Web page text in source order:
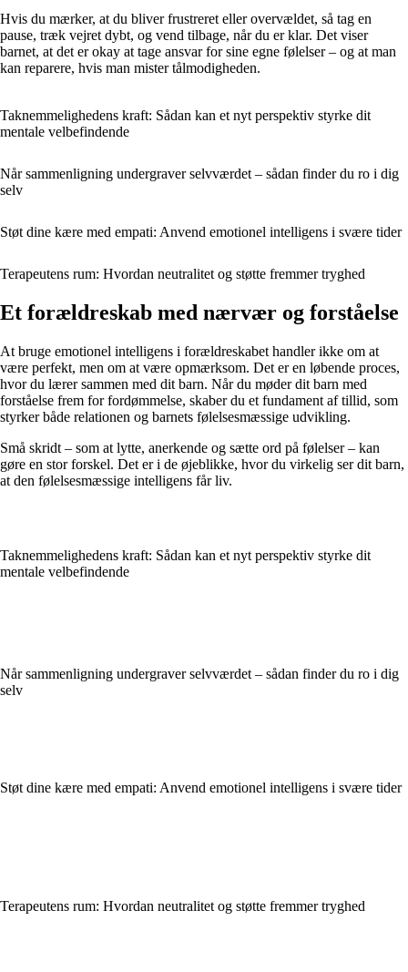
Hvis du mærker, at du bliver frustreret eller overvældet, så tag en
pause, træk vejret dybt, og vend tilbage, når du er klar. Det viser
barnet, at det er okay at tage ansvar for sine egne følelser – og at man
kan reparere, hvis man mister tålmodigheden.
Taknemmelighedens kraft: Sådan kan et nyt perspektiv styrke dit
mentale velbefindende
Når sammenligning undergraver selvværdet – sådan finder du ro i dig
selv
Støt dine kære med empati: Anvend emotionel intelligens i svære tider
Terapeutens rum: Hvordan neutralitet og støtte fremmer tryghed
Et forældreskab med nærvær og forståelse
At bruge emotionel intelligens i forældreskabet handler ikke om at
være perfekt, men om at være opmærksom. Det er en løbende proces,
hvor du lærer sammen med dit barn. Når du møder dit barn med
forståelse frem for fordømmelse, skaber du et fundament af tillid, som
styrker både relationen og barnets følelsesmæssige udvikling.
Små skridt – som at lytte, anerkende og sætte ord på følelser – kan
gøre en stor forskel. Det er i de øjeblikke, hvor du virkelig ser dit barn,
at den følelsesmæssige intelligens får liv.
Taknemmelighedens kraft: Sådan kan et nyt perspektiv styrke dit
mentale velbefindende
Når sammenligning undergraver selvværdet – sådan finder du ro i dig
selv
Støt dine kære med empati: Anvend emotionel intelligens i svære tider
Terapeutens rum: Hvordan neutralitet og støtte fremmer tryghed